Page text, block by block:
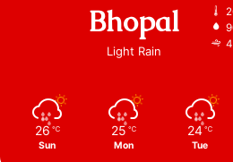
Bhopal
Light Rain
26 ℃
Sun
25 ℃
Mon
24 ℃
Tue